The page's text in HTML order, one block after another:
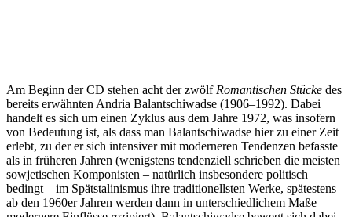
Am Beginn der CD stehen acht der zwölf Romantischen Stücke des
bereits erwähnten Andria Balantschiwadse (1906–1992). Dabei
handelt es sich um einen Zyklus aus dem Jahre 1972, was insofern
von Bedeutung ist, als dass man Balantschiwadse hier zu einer Zeit
erlebt, zu der er sich intensiver mit moderneren Tendenzen befasste
als in früheren Jahren (wenigstens tendenziell schrieben die meisten
sowjetischen Komponisten – natürlich insbesondere politisch
bedingt – im Spätstalinismus ihre traditionellsten Werke, spätestens
ab den 1960er Jahren werden dann in unterschiedlichem Maße